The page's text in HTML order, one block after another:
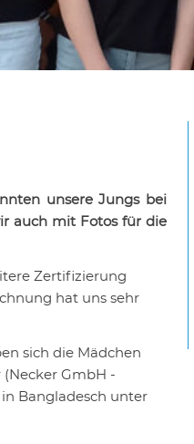
unsere Jungs bei
auch mit Fotos für die
Zertifizierung
hat uns sehr
sich die Mädchen
GmbH -
Bangladesch unter